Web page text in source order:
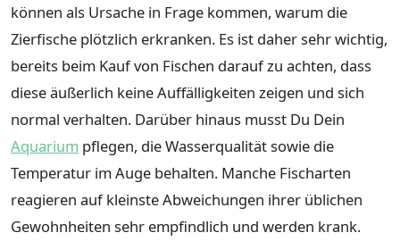
können als Ursache in Frage kommen, warum die
Zierfische plötzlich erkranken. Es ist daher sehr wichtig,
bereits beim Kauf von Fischen darauf zu achten, dass
diese äußerlich keine Auffälligkeiten zeigen und sich
normal verhalten. Darüber hinaus musst Du Dein
Aquarium pflegen, die Wasserqualität sowie die
Temperatur im Auge behalten. Manche Fischarten
reagieren auf kleinste Abweichungen ihrer üblichen
Gewohnheiten sehr empfindlich und werden krank.